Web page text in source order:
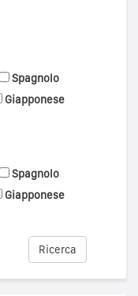
Spagnolo
Giapponese
Spagnolo
Giapponese
Ricerca